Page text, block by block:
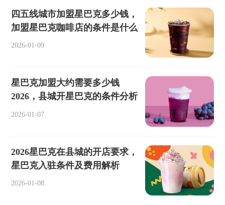
四五线城市加盟星巴克多少钱，
加盟星巴克咖啡店的条件是什么
2026-01-09
星巴克加盟大约需要多少钱
2026，县城开星巴克的条件分析
2026-01-07
2026星巴克在县城的开店要求，
星巴克入驻条件及费用解析
2026-01-08